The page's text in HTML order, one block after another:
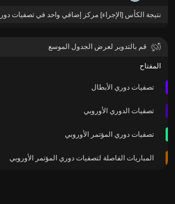
نتيجة الكأس [الإجراء] مركز إضافي واحد في تصفيات
قم بالتدوير لعرض الجدول الموسع
المفتاح
تصفيات دوري الأبطال
تصفيات الدوري الأوروبي
تصفيات دوري المؤتمر الأوروبي
المباريات الفاصلة لتصفيات دوري المؤتمر الأوروبي